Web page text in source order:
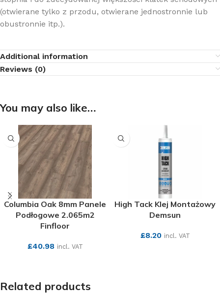
(otwierane tylko z przodu, otwierane jednostronnie lub
obustronnie itp.).
Additional information
Reviews (0)
You may also like…
Columbia Oak 8mm Panele
Podłogowe 2.065m2
Finfloor
£40.98 incl. VAT
High Tack Klej Montażowy
Demsun
£8.20 incl. VAT
Related products